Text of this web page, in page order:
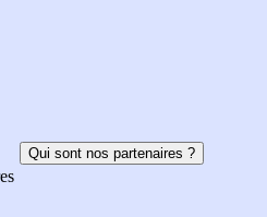
Qui sont nos partenaires ?